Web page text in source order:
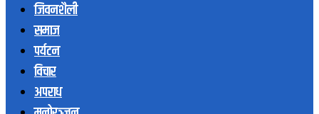
जिवनशैली
समाज
पर्यटन
विचार
अपराध